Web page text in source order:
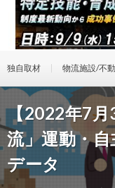
独自取材 物流施設/不
【2022年7月
流」運動・
データ